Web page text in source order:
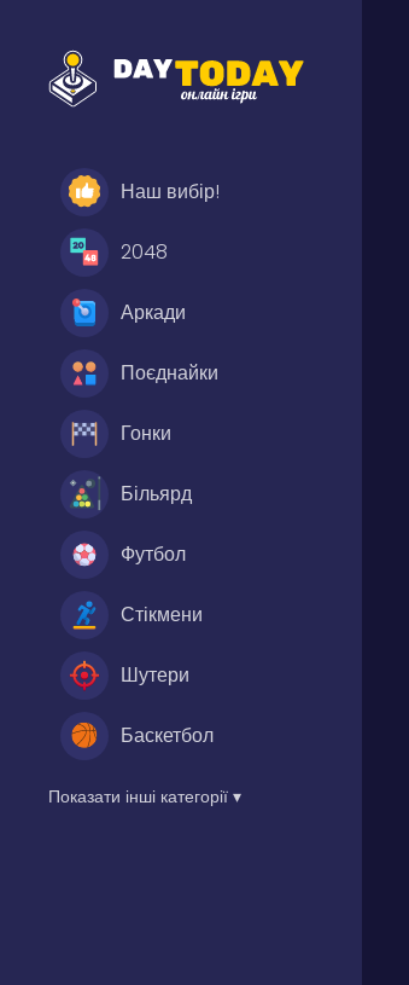
Наш вибір!
2048
Аркади
Поєднайки
Гонки
Більярд
Футбол
Стікмени
Шутери
Баскетбол
Показати інші категорії ▾